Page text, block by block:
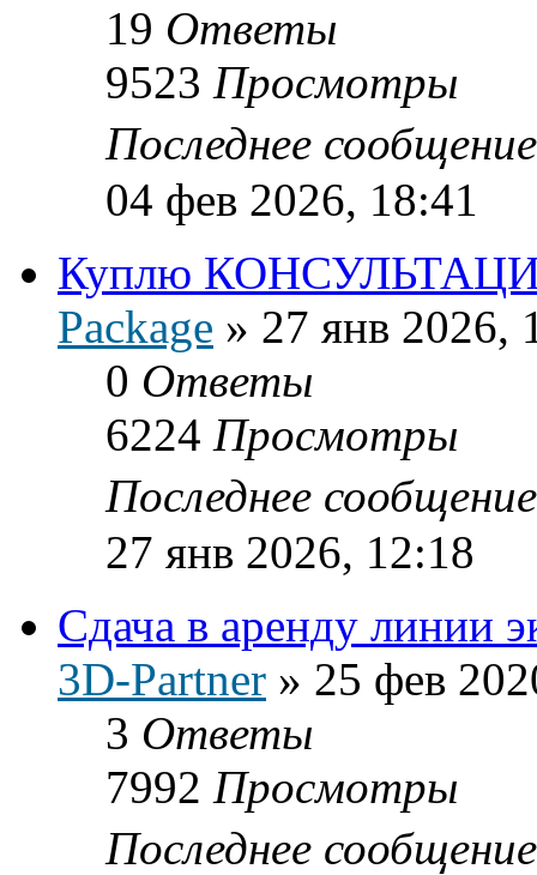
19 Ответы
9523 Просмотры
Последнее
04 фев 2026, 18:41
Куплю
Package » 27 янв 2026,
0 Ответы
6224 Просмотры
Последнее
27 янв 2026, 12:18
Сдача в аренду линии
3D-Partner » 25 фев
3 Ответы
7992 Просмотры
Последнее